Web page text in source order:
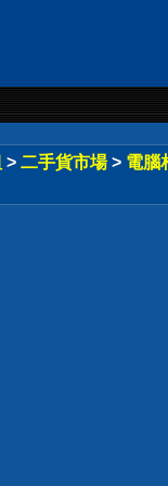
> 二手貨市場 > 電腦